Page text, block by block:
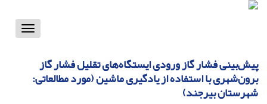
Toggle
پیش‌بینی فشار گاز ورودی ایستگاه‌های تقلیل فشار گاز
برون‌شهری با استفاده از یادگیری ماشین (مورد مطالعاتی:
شهرستان بیرجند)